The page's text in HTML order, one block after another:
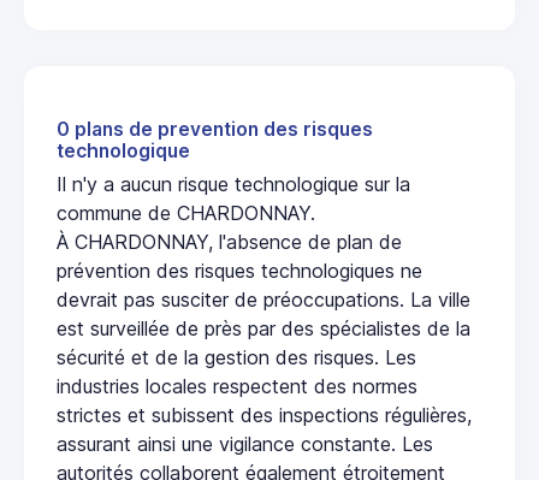
0 plans de prevention des risques
technologique
Il n'y a aucun risque technologique sur la
commune de CHARDONNAY.
À CHARDONNAY, l'absence de plan de
prévention des risques technologiques ne
devrait pas susciter de préoccupations. La ville
est surveillée de près par des spécialistes de la
sécurité et de la gestion des risques. Les
industries locales respectent des normes
strictes et subissent des inspections régulières,
assurant ainsi une vigilance constante. Les
autorités collaborent également étroitement